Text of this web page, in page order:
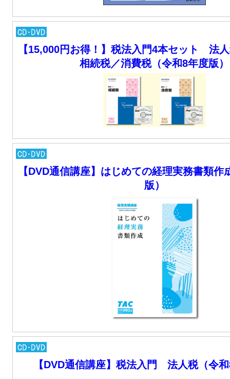
【15,000円お得！】税法入門4本セット 法
相続税／消費税（令和8年度版）
【DVD通信講座】はじめての経理実務書類作
版）
【DVD通信講座】税法入門 法人税（令